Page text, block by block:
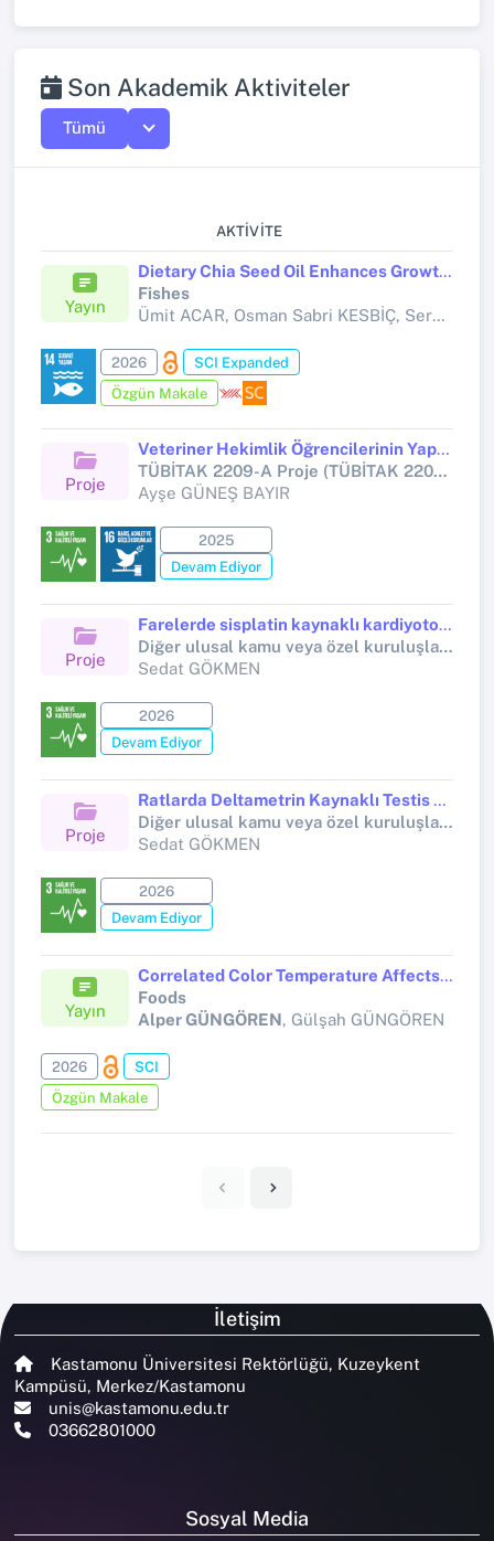
Son Akademik Aktiviteler
Tümü
AKTIVITE
Yayın
Dietary Chia Seed Oil Enhances Growth, Immunological Response, and Disease Resistance Against Aeromonas hydrophila in Common Carp (Cyprinus carpio)
Fishes
Ümit ACAR, Osman Sabri KESBİÇ, Sercan YAPICI, Rifat TEZEL, Gökçen BİLGE, Ali TÜRKER, Kenan GÜLLÜ, Hüseyin Serkan EROL, Funda TERZİ,
2026
SCI Expanded
Özgün Makale
Proje
Veteriner Hekimlik Öğrencilerinin Yapay Zeka Kaygısı Durumlarının İncelenmesi
TÜBİTAK 2209-A Proje (TÜBİTAK 2209-A)
Ayşe GÜNEŞ BAYIR
2025
Devam Ediyor
Proje
Farelerde sisplatin kaynaklı kardiyotoksisiteye karşı Gly-14 Humaninin koruyucu etkilerinin araştırılması
Diğer ulusal kamu veya özel kuruluşlar tarafından desteklenen bilimsel araştırma projeleri (Tübitak 2209)
Sedat GÖKMEN
2026
Devam Ediyor
Proje
Ratlarda Deltametrin Kaynaklı Testis Toksisitesine Karşı Silymarinin Antioksidan ve Antiapoptotik Rolünün Araştırılması
Diğer ulusal kamu veya özel kuruluşlar tarafından desteklenen bilimsel araştırma projeleri (Tübitak 2209)
Sedat GÖKMEN
2026
Devam Ediyor
Yayın
Correlated Color Temperature Affects Image-Based Color Analysis of Chicken Breast and Drumstick: Implications for Using 6500 K as a Reference
Foods
Alper GÜNGÖREN, Gülşah GÜNGÖREN
2026
SCI
Özgün Makale
İletişim
Kastamonu Üniversitesi Rektörlüğü, Kuzeykent
Kampüsü, Merkez/Kastamonu
unis@kastamonu.edu.tr
03662801000
Sosyal Media